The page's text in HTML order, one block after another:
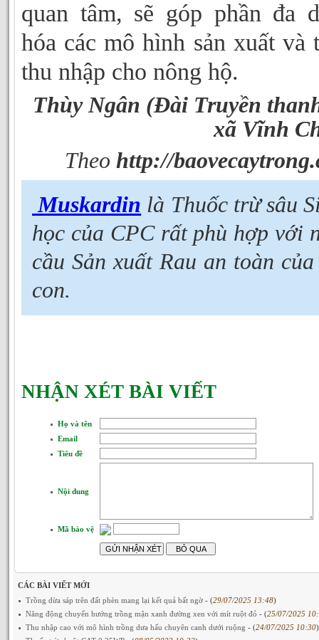
quan tâm, sẽ góp phần đa
hóa các mô hình sản xuất và
thu nhập cho nông hộ.
Thùy Ngân (Đài Truyền
xã Vĩnh
Theo http://
Muskardin là Thuốc trừ sâu
học của CPC rất phù hợp với
cầu Sản xuất Rau an toàn
con.
NHẬN XÉT BÀI VIẾT
Họ và tên
Email
Tiêu đề
Nội dung
Mã bảo vệ
CÁC BÀI VIẾT MỚI
Trồng dừa sáp trên đất phèn mang lại kết quả bất ngờ - (29/07/2025 13:48)
Năng động chuyển hướng trồng mận xanh đường xen với mít ruột đỏ - (25/07/2025
Thu nhập cao với mô hình trồng dưa hấu chuyên canh dưới ruộng - (24/07/2025 10:30)